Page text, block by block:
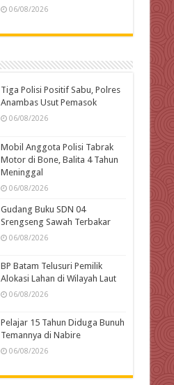
06/08/2026
Tiga Polisi Positif Sabu, Polres
Anambas Usut Pemasok
06/08/2026
Mobil Anggota Polisi Tabrak
Motor di Bone, Balita 4 Tahun
Meninggal
06/08/2026
Gudang Buku SDN 04
Srengseng Sawah Terbakar
06/08/2026
BP Batam Telusuri Pemilik
Alokasi Lahan di Wilayah Laut
06/08/2026
Pelajar 15 Tahun Diduga Bunuh
Temannya di Nabire
06/08/2026